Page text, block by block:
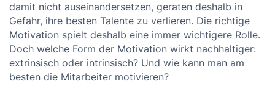
damit nicht auseinandersetzen, geraten deshalb in
Gefahr, ihre besten Talente zu verlieren. Die richtige
Motivation spielt deshalb eine immer wichtigere Rolle.
Doch welche Form der Motivation wirkt nachhaltiger:
extrinsisch oder intrinsisch? Und wie kann man am
besten die Mitarbeiter motivieren?